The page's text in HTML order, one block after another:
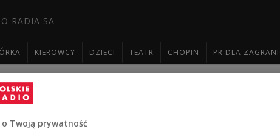
RADIA SA
KIEROWCY DZIECI TEATR CHOPIN PR DLA
Królowe epoki przepychu i
wieku
o Twoją prywatność